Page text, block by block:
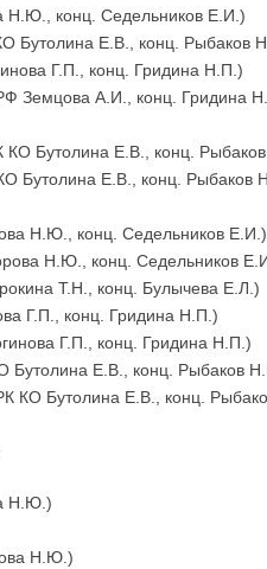
Н.Ю., конц. Седельников Е.И.)
Бутолина Е.В., конц. Рыбаков
Г.П., конц. Гридина Н.П.)
Земцова А.И., конц. Гридина
КО Бутолина Е.В., конц.
Бутолина Е.В., конц. Рыбаков
Н.Ю., конц. Седельников Е.И.)
Н.Ю., конц. Седельников
Т.Н., конц. Булычева Е.Л.)
Г.П., конц. Гридина Н.П.)
Г.П., конц. Гридина Н.П.)
Бутолина Е.В., конц. Рыбаков
КО Бутолина Е.В., конц.
Н.Ю.)
Н.Ю.)